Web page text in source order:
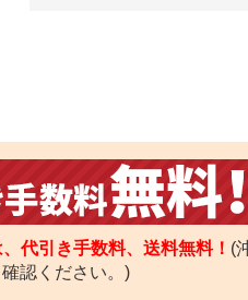
代引き手数料、送料無料！ (
認ください。)